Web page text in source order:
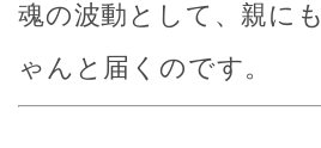
魂の波動として、親に
ゃんと届くのです。